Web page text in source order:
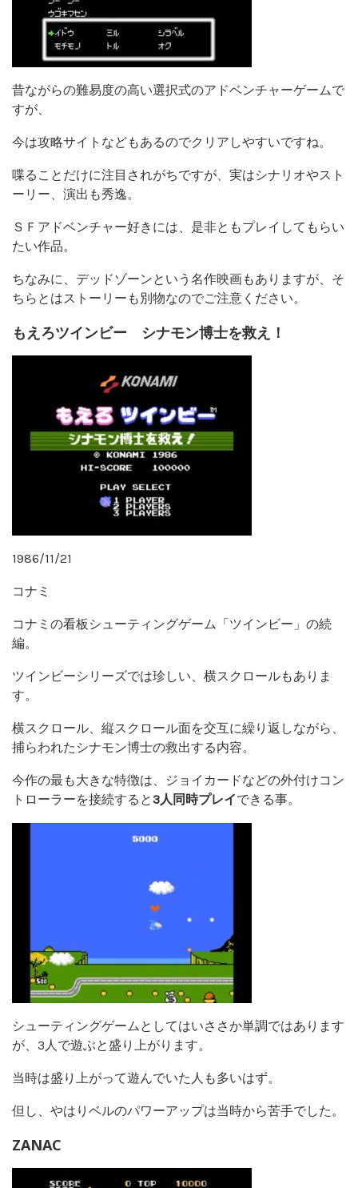
昔ながらの難易度の高い選択式のアドベンチャーゲームで
すが、
今は攻略サイトなどもあるのでクリアしやすいですね。
喋ることだけに注目されがちですが、実はシナリオやスト
ーリー、演出も秀逸。
ＳＦアドベンチャー好きには、是非ともプレイしてもらい
たい作品。
ちなみに、デッドゾーンという名作映画もありますが、そ
ちらとはストーリーも別物なのでご注意ください。
もえろツインビー シナモン博士を救え！
1986/11/21
コナミ
コナミの看板シューティングゲーム「ツインビー」の続
編。
ツインビーシリーズでは珍しい、横スクロールもありま
す。
横スクロール、縦スクロール面を交互に繰り返しながら、
捕らわれたシナモン博士の救出する内容。
今作の最も大きな特徴は、ジョイカードなどの外付けコン
トローラーを接続すると3人同時プレイできる事。
シューティングゲームとしてはいささか単調ではあります
が、3人で遊ぶと盛り上がります。
当時は盛り上がって遊んでいた人も多いはず。
但し、やはりベルのパワーアップは当時から苦手でした。
ZANAC